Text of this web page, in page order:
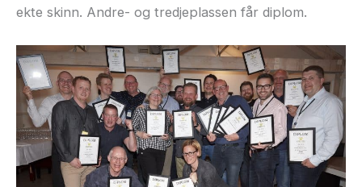
ekte skinn. Andre- og tredjeplassen får diplom.